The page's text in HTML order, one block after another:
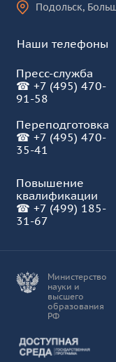
Подольск,
Наши телефоны
Пресс-служба
☎ +7 (495) 470-
91-58
Переподготовка
☎ +7 (495) 470-
35-41
Повышение
квалификации
☎ +7 (499) 185-
31-67
Министерство
науки и
высшего
образования
РФ
Доступная среда